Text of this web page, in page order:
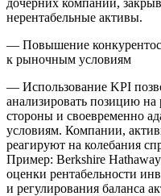
нерентабельные активы.
— Повышение
к рыночным условиям
— Использование KPI
анализировать позицию
стороны и своевременно
условиям. Компании,
реагируют на колебания
Пример: Berkshire Hathaway
оценки рентабельности
и регулирования баланса